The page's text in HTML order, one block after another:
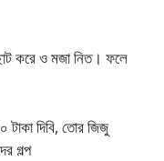
করে ও মজা নিত। ফলে
দিবি, তোর জিজু
গল্প